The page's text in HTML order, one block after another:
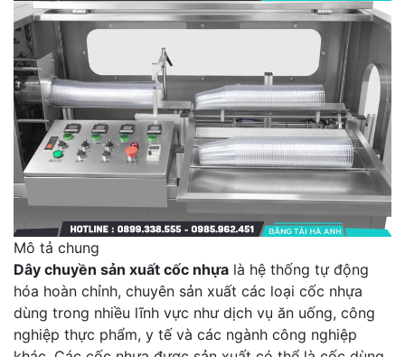
Mô tả chung
Dây chuyền sản xuất cốc nhựa là hệ thống tự động
hóa hoàn chỉnh, chuyên sản xuất các loại cốc nhựa
dùng trong nhiều lĩnh vực như dịch vụ ăn uống, công
nghiệp thực phẩm, y tế và các ngành công nghiệp